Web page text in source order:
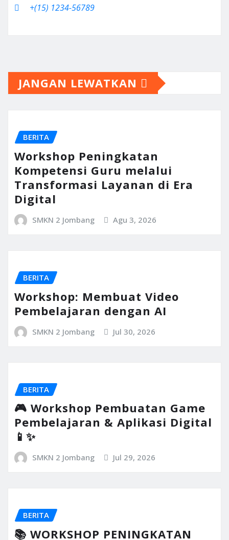
+(15) 1234-56789
JANGAN LEWATKAN
BERITA
Workshop Peningkatan
Kompetensi Guru melalui
Transformasi Layanan di Era
Digital
SMKN 2 Jombang Agu 3, 2026
BERITA
Workshop: Membuat Video
Pembelajaran dengan AI
SMKN 2 Jombang Jul 30, 2026
BERITA
🎮 Workshop Pembuatan Game
Pembelajaran & Aplikasi Digital
📱✨
SMKN 2 Jombang Jul 29, 2026
BERITA
📚 WORKSHOP PENINGKATAN